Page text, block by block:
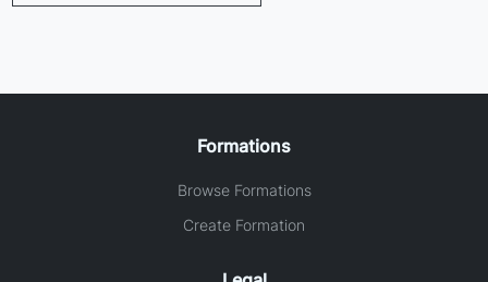
Formations
Browse Formations
Create Formation